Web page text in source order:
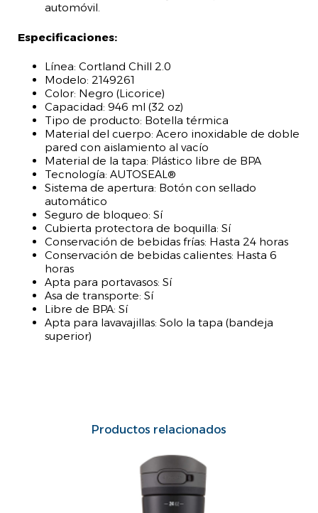
automóvil.
Especificaciones:
Línea: Cortland Chill 2.0
Modelo: 2149261
Color: Negro (Licorice)
Capacidad: 946 ml (32 oz)
Tipo de producto: Botella térmica
Material del cuerpo: Acero inoxidable de doble
pared con aislamiento al vacío
Material de la tapa: Plástico libre de BPA
Tecnología: AUTOSEAL®
Sistema de apertura: Botón con sellado
automático
Seguro de bloqueo: Sí
Cubierta protectora de boquilla: Sí
Conservación de bebidas frías: Hasta 24 horas
Conservación de bebidas calientes: Hasta 6
horas
Apta para portavasos: Sí
Asa de transporte: Sí
Libre de BPA: Sí
Apta para lavavajillas: Solo la tapa (bandeja
superior)
Productos relacionados